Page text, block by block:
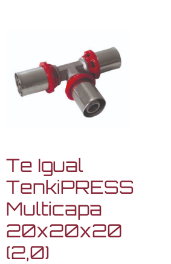
Te Igual
TenkiPRESS
Multicapa
20x20x20
(2,0)